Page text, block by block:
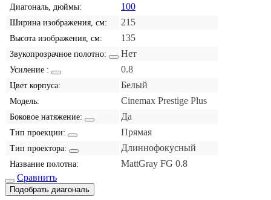
Диагональ, дюймы: 100
Ширина изображения, см: 215
Высота изображения, см: 135
Звукопрозрачное полотно: Нет
Усиление : 0.8
Цвет корпуса: Белый
Модель: Cinemax Prestige Plus
Боковое натяжение: Да
Тип проекции: Прямая
Тип проектора: Длиннофокусный
Название полотна:
MattGray FG 0.8
Сравнить
Подобрать диагональ